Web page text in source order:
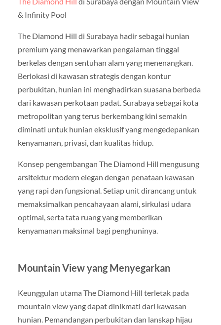
& Infinity Pool
The Diamond Hill di Surabaya hadir sebagai hunian
premium yang menawarkan pengalaman tinggal
berkelas dengan sentuhan alam yang menenangkan.
Berlokasi di kawasan strategis dengan kontur
perbukitan, hunian ini menghadirkan suasana berbeda
dari kawasan perkotaan padat. Surabaya sebagai kota
metropolitan yang terus berkembang kini semakin
diminati untuk hunian eksklusif yang mengedepankan
kenyamanan, privasi, dan kualitas hidup.
Konsep pengembangan The Diamond Hill mengusung
arsitektur modern elegan dengan penataan kawasan
yang rapi dan fungsional. Setiap unit dirancang untuk
memaksimalkan pencahayaan alami, sirkulasi udara
optimal, serta tata ruang yang memberikan
kenyamanan maksimal bagi penghuninya.
Mountain View yang Menyegarkan
Keunggulan utama The Diamond Hill terletak pada
mountain view yang dapat dinikmati dari kawasan
hunian. Pemandangan perbukitan dan lanskap hijau